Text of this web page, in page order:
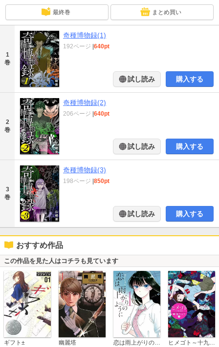
最終巻 まとめ買い
1
巻
奇種博物録(1)
192ページ 640pt
試し読み 購入する
2
巻
奇種博物録(2)
206ページ 640pt
試し読み 購入する
3
巻
奇種博物録(3)
198ページ 850pt
試し読み 購入する
おすすめ作品
この作品を見た人はコチラも見ています
ギフト± 幽麗塔 恋は雨上がりのように ヒメゴト～十九歳の制服～